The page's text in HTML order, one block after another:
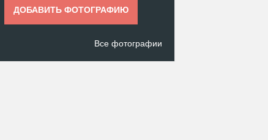
ДОБАВИТЬ ФОТОГРАФИЮ
Все фотографии